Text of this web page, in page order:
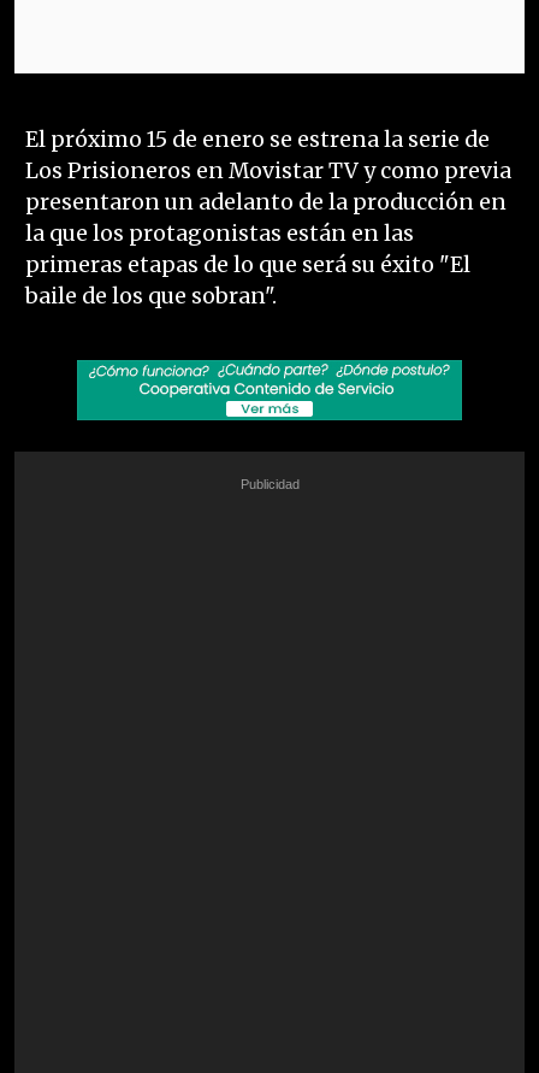
El próximo 15 de enero se estrena la serie de
Los Prisioneros en Movistar TV y como previa
presentaron un adelanto de la producción en
la que los protagonistas están en las
primeras etapas de lo que será su éxito "El
baile de los que sobran".